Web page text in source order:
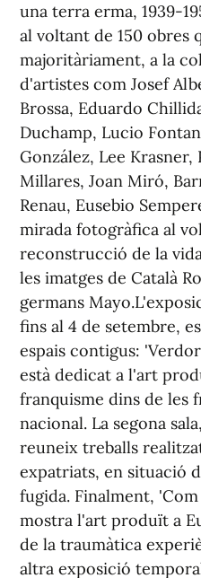
una terra erma, 1939-
al voltant de 150 obres
majoritàriament, a la
d'artistes com Josef
Brossa, Eduardo
Duchamp, Lucio
González, Lee
Millares, Joan Miró,
Renau, Eusebio
mirada fotogràfica al
reconstrucció de la
les imatges de Català
germans
fins al 4 de setembre,
espais contigus:
està dedicat a l'art
franquisme dins de
nacional. La segona
reuneix treballs
expatriats, en situació
fugida. Finalment,
mostra l'art produït a
de la traumàtica
altra exposició